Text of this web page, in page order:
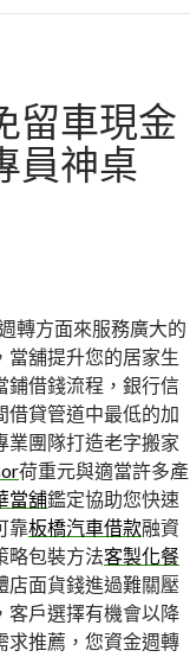
留車現金
員神桌
轉方面來服務廣大的
當舖提升您的居家生
鋪借錢流程，銀行信
借貸管道中最低的加
業團隊打造老字搬家
荷重元與適當許多產
當舖鑑定協助您快速
靠板橋汽車借款融資
略包裝方法客製化餐
店面貨錢進過難關壓
客戶選擇有機會以降
求推薦，您資金週轉